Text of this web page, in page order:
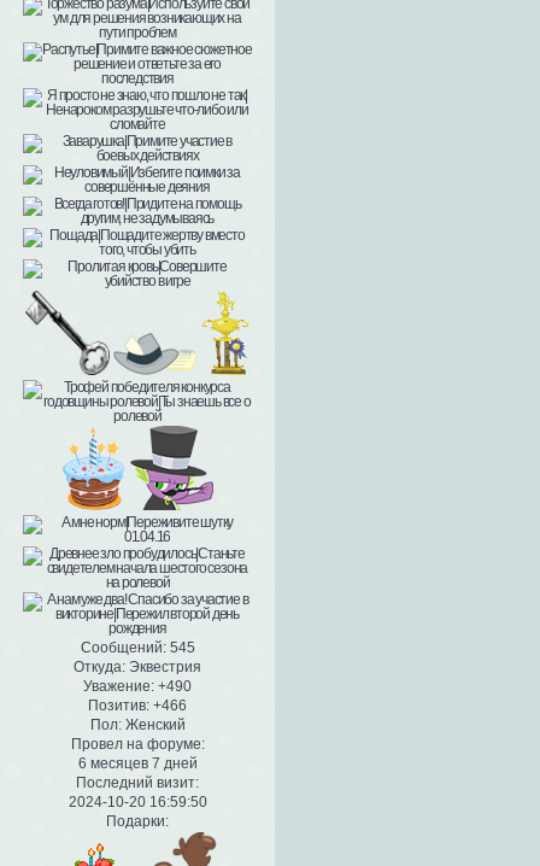
Сообщений:545
Откуда: Эквестрия
Уважение: +490
Позитив: +466
Пол:Женский
Провел на форуме:
6 месяцев 7 дней
Последний визит:
2024-10-20 16:59:50
Подарки: